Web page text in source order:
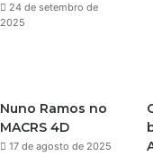
24 de setembro de
2025
Nuno Ramos no
MACRS 4D
17 de agosto de 2025